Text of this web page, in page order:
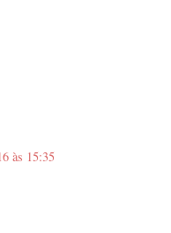
às 15:35